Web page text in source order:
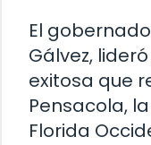
El
Gálvez,
exitosa que
Pensacola,
Florida